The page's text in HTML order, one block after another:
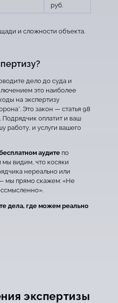
руб.
и сложности объекта.
дело до суда и
это наиболее
на экспертизу
Это закон — статья 98
оплатит и ваш
работу, и услуги вашего
аудитепо
видим, что косяки
нереально или
мы прямо скажем: «Не
дела, где можем реально
экспертизы